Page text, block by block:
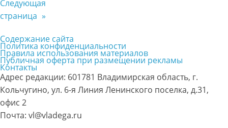
Следующая
страница »
Содержание сайта
Политика конфиденциальности
Правила использования материалов
Публичная оферта при размещении рекламы
Контакты
Адрес редакции: 601781 Владимирская область, г.
Кольчугино, ул. 6-я Линия Ленинского поселка, д.31,
офис 2
Почта: vl@vladega.ru